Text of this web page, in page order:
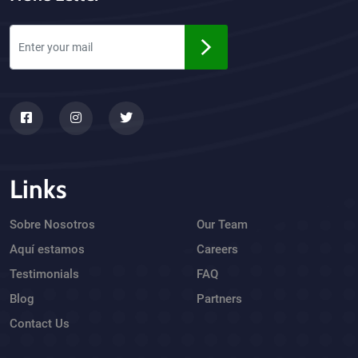
Links
Sobre Nosotros
Aquí estamos
Testimonials
Blog
Contact Us
Our Team
Careers
FAQ
Partners